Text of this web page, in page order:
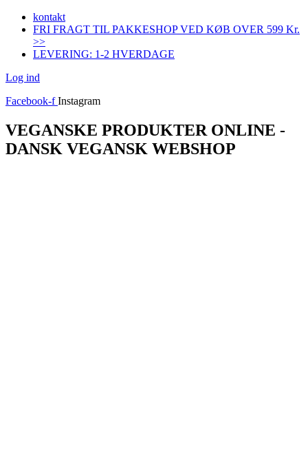
Videre
indhold
kontakt
FRI FRAGT TIL PAKKESHOP VED KØB OVER 599 Kr.
>>
LEVERING: 1-2 HVERDAGE
Log ind
Facebook-f Instagram
VEGANSKE PRODUKTER ONLINE -
DANSK VEGANSK WEBSHOP